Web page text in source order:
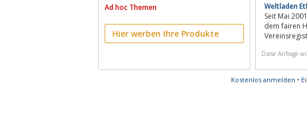
Ad hoc Themen
Hier werben Ihre Produkte
Weltladen
Seit Mai
dem fairen
Diese Anfrage
Kostenlos anmelden •